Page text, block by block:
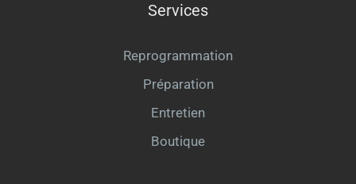
Services
Reprogrammation
Préparation
Entretien
Boutique